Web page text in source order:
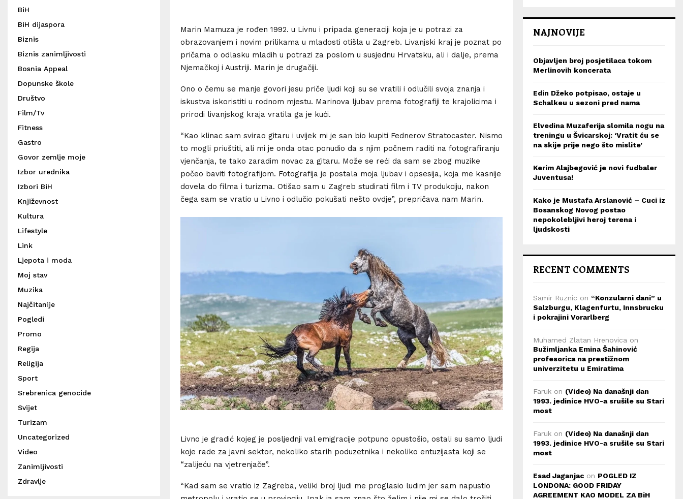
Marin Mamuza je rođen 1992. u Livnu i pripada generaciji koja je u potrazi za
obrazovanjem i novim prilikama u mladosti otišla u Zagreb. Livanjski kraj je poznat po
pričama o odlasku mladih u potrazi za poslom u susjednu Hrvatsku, ali i dalje, prema
Njemačkoj i Austriji. Marin je drugačiji.
Ono o čemu se manje govori jesu priče ljudi koji su se vratili i odlučili svoja znanja i
iskustva iskoristiti u rodnom mjestu. Marinova ljubav prema fotografiji te krajolicima i
prirodi livanjskog kraja vratila ga je kući.
“Kao klinac sam svirao gitaru i uvijek mi je san bio kupiti Fednerov Stratocaster. Nismo
to mogli priuštiti, ali mi je onda otac ponudio da s njim počnem raditi na fotografiranju
vjenčanja, te tako zaradim novac za gitaru. Može se reći da sam se zbog muzike
počeo baviti fotografijom. Fotografija je postala moja ljubav i opsesija, koja me kasnije
dovela do filma i turizma. Otišao sam u Zagreb studirati film i TV produkciju, nakon
čega sam se vratio u Livno i odlučio pokušati nešto ovdje”, prepričava nam Marin.
Livno je gradić kojeg je posljednji val emigracije potpuno opustošio, ostali su samo ljudi
koje rade za javni sektor, nekoliko starih poduzetnika i nekoliko entuzijasta koji se
“zalijeću na vjetrenjače”.
“Kad sam se vratio iz Zagreba, veliki broj ljudi me proglasio ludim jer sam napustio
BiH
BiH dijaspora
Biznis
Biznis zanimljivosti
Bosnia Appeal
Dopunske škole
Društvo
Film/Tv
Fitness
Gastro
Govor zemlje moje
Izbor urednika
Izbori BiH
Književnost
Kultura
Lifestyle
Link
Ljepota i moda
Moj stav
Muzika
Najčitanije
Pogledi
Promo
Regija
Religija
Sport
Srebrenica genocide
Svijet
Turizam
Uncategorized
Video
Zanimljivosti
Zdravlje
NAJNOVIJE
Objavljen broj posjetilaca tokom
Merlinovih koncerata
Edin Džeko potpisao, ostaje u
Schalkeu u sezoni pred nama
Elvedina Muzaferija slomila nogu na
treningu u Švicarskoj: ‘Vratit ću se
na skije prije nego što mislite’
Kerim Alajbegović je novi fudbaler
Juventusa!
Kako je Mustafa Arslanović – Cuci iz
Bosanskog Novog postao
nepokolebljivi heroj terena i
ljudskosti
RECENT COMMENTS
Samir Ruznic on “Konzularni dani” u
Salzburgu, Klagenfurtu, Innsbrucku
i pokrajini Vorarlberg
Muhamed Zlatan Hrenovica on
Bužimljanka Emina Šahinović
profesorica na prestižnom
univerzitetu u Emiratima
Faruk on (Video) Na današnji dan
1993. jedinice HVO-a srušile su Stari
most
Faruk on (Video) Na današnji dan
1993. jedinice HVO-a srušile su Stari
most
Esad Jaganjac on POGLED IZ
LONDONA: GOOD FRIDAY
AGREEMENT KAO MODEL ZA BiH